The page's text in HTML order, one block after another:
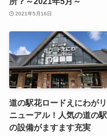
2021年5月16日
道の駅花ロードえにわがリ
ニューアル！人気の道の駅
の設備がますます充実